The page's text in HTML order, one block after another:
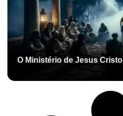
O Ministério de Jesus Cristo